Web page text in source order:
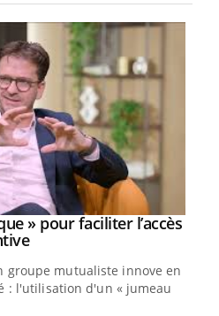
» pour faciliter l’accès
Youtube
groupe mutualiste innove en
: l'utilisation d'un « jumeau